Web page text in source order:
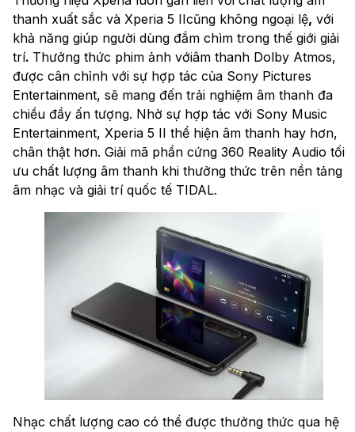
thanh xuất sắc và Xperia 5 IIcũng không ngoại lệ, với
khả năng giúp người dùng đắm chìm trong thế giới giải
trí. Thưởng thức phim ảnh vớiâm thanh Dolby Atmos,
được cân chỉnh với sự hợp tác của Sony Pictures
Entertainment, sẽ mang đến trải nghiệm âm thanh đa
chiều đầy ấn tượng. Nhờ sự hợp tác với Sony Music
Entertainment, Xperia 5 II thể hiện âm thanh hay hơn,
chân thật hơn. Giải mã phần cứng 360 Reality Audio tối
ưu chất lượng âm thanh khi thưởng thức trên nền tảng
âm nhạc và giải trí quốc tế TIDAL.
Nhạc chất lượng cao có thể được thưởng thức qua hệ